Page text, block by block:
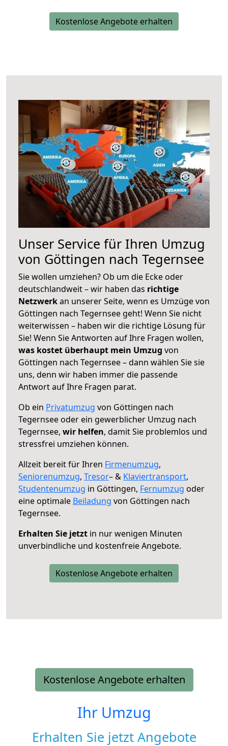
Kostenlose Angebote erhalten
Unser Service für Ihren Umzug
von Göttingen nach Tegernsee
Sie wollen umziehen? Ob um die Ecke oder
deutschlandweit – wir haben das richtige
Netzwerkan unserer Seite, wenn es Umzüge von
Göttingen nach Tegernsee geht! Wenn Sie nicht
weiterwissen – haben wir die richtige Lösung für
Sie! Wenn Sie Antworten auf Ihre Fragen wollen,
was kostet überhaupt mein Umzug von
Göttingen nach Tegernsee – dann wählen Sie sie
uns, denn wir haben immer die passende
Antwort auf Ihre Fragen parat.
Ob ein Privatumzug von Göttingen nach
Tegernsee oder ein gewerblicher Umzug nach
Tegernsee, wir helfen, damit Sie problemlos und
stressfrei umziehen können.
Allzeit bereit für Ihren Firmenumzug,
Seniorenumzug, Tresor– & Klaviertransport,
Studentenumzug in Göttingen, Fernumzug oder
eine optimale Beiladung von Göttingen nach
Tegernsee.
Erhalten Sie jetzt in nur wenigen Minuten
unverbindliche und kostenfreie Angebote.
Kostenlose Angebote erhalten
Kostenlose Angebote erhalten
Ihr Umzug
Erhalten Sie jetzt Angebote